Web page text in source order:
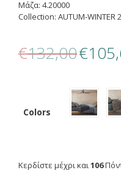
Μάζα: 4.20000
Collection: AUTUM-WINTER
€132,00 price
was:
€
Colors
Κερδίστε μέχρι και 106